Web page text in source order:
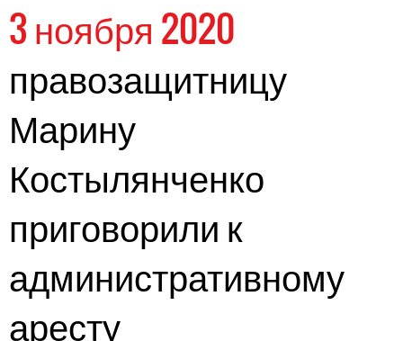
3 ноября 2020
правозащитницу
Марину
Костылянченко
приговорили к
административному
аресту